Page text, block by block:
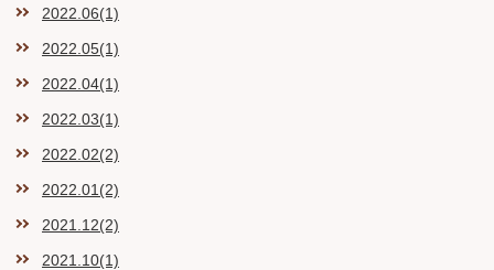
2022.06(1)
2022.05(1)
2022.04(1)
2022.03(1)
2022.02(2)
2022.01(2)
2021.12(2)
2021.10(1)